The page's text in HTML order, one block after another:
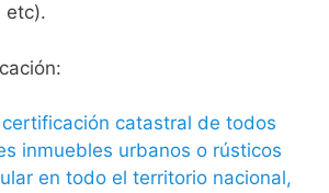
etc).
catastral de todos
inmuebles urbanos o rústicos
en todo el territorio nacional,